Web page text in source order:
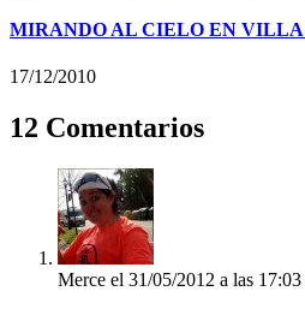
MIRANDO AL CIELO EN
17/12/2010
12 Comentarios
Merce el 31/05/2012 a las 17:03